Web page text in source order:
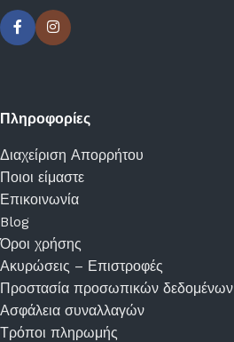
Πληροφορίες
Διαχείριση Απορρήτου
Ποιοι είμαστε
Επικοινωνία
Blog
Όροι χρήσης
Ακυρώσεις – Επιστροφές
Προστασία προσωπικών δεδομένων
Ασφάλεια συναλλαγών
Τρόποι πληρωμής